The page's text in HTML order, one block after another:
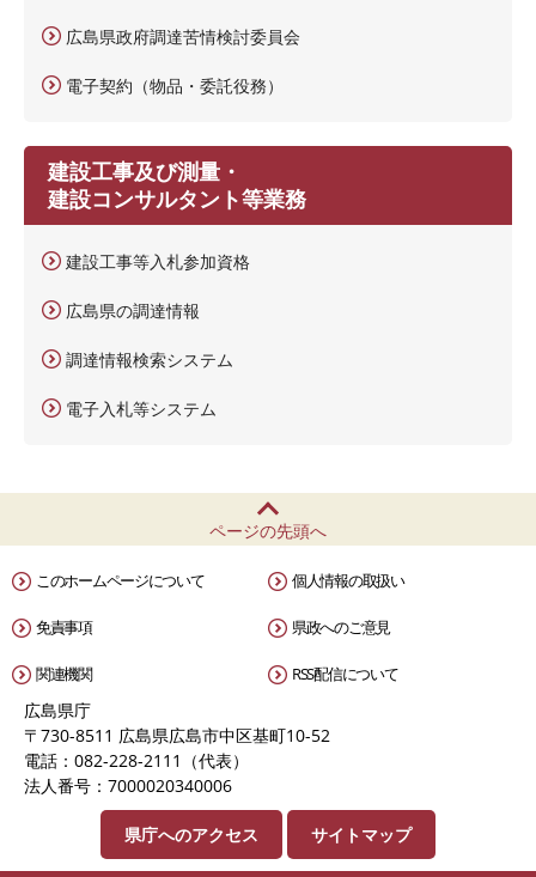
広島県政府調達苦情検討委員会
電子契約（物品・委託役務）
建設工事及び測量・
建設コンサルタント等業務
建設工事等入札参加資格
広島県の調達情報
調達情報検索システム
電子入札等システム
ページの先頭へ
このホームページについて 個人情報の取扱い
免責事項 県政へのご意見
関連機関 RSS配信について
広島県庁
〒730-8511 広島県広島市中区基町10-52
電話：082-228-2111（代表）
法人番号：7000020340006
県庁へのアクセス サイトマップ